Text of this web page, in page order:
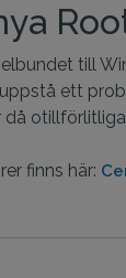
till
ett
finns här: